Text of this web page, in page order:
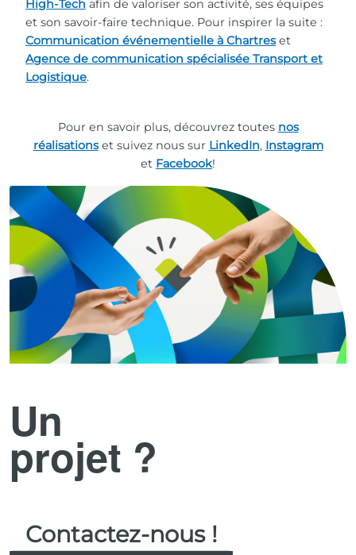
High-Tech afin de valoriser son activité, ses équipes
et son savoir-faire technique. Pour inspirer la suite :
Communication événementielle à Chartreset
Agence de communication spécialisée Transport et
Logistique.
Pour en savoir plus, découvrez toutes nos
réalisationset suivez nous sur LinkedIn, Instagram
et Facebook!
Un
projet ?
Contactez-nous !